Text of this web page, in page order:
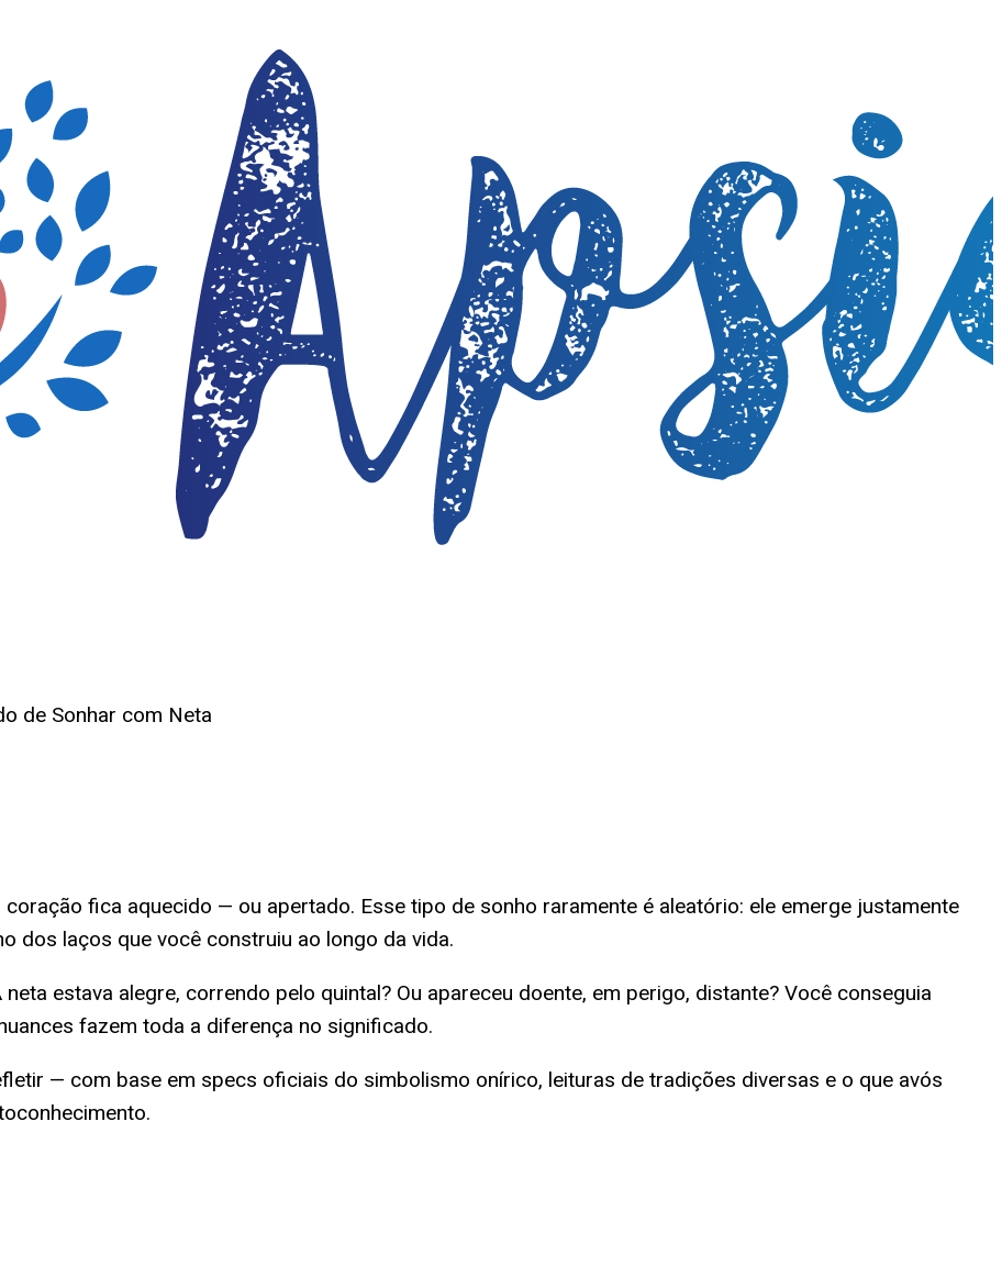
de Sonhar com Neta
fica aquecido — ou apertado. Esse tipo de sonho raramente é aleatório: ele emerge justamente
dos laços que você construiu ao longo da vida.
estava alegre, correndo pelo quintal? Ou apareceu doente, em perigo, distante? Você conseguia
fazem toda a diferença no significado.
— com base em specs oficiais do simbolismo onírico, leituras de tradições diversas e o que avós